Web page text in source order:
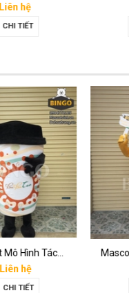
Liên hệ
CHI TIẾT
Mascot Mô Hình Tách Cafe
Liên hệ
CHI TIẾT